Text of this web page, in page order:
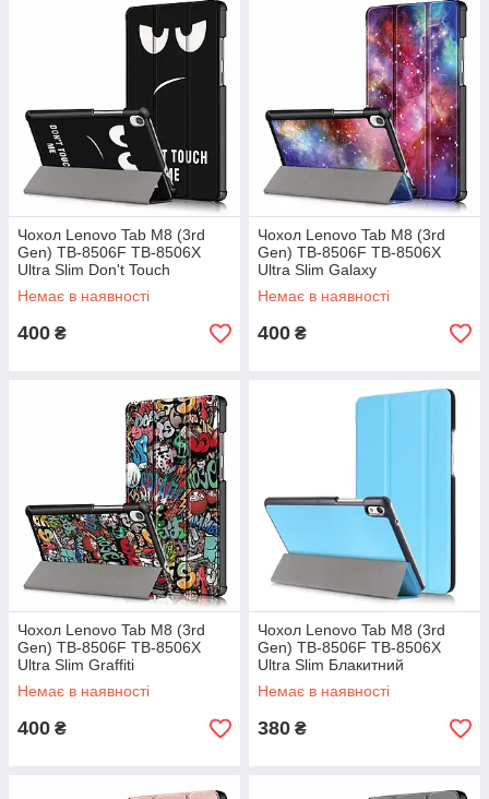
Чохол Lenovo Tab M8 (3rd
Gen) TB-8506F TB-8506X
Ultra Slim Don't Touch
Немає в наявності
400 ₴
Чохол Lenovo Tab M8 (3rd
Gen) TB-8506F TB-8506X
Ultra Slim Galaxy
Немає в наявності
400 ₴
Чохол Lenovo Tab M8 (3rd
Gen) TB-8506F TB-8506X
Ultra Slim Graffiti
Немає в наявності
400 ₴
Чохол Lenovo Tab M8 (3rd
Gen) TB-8506F TB-8506X
Ultra Slim Блакитний
Немає в наявності
380 ₴